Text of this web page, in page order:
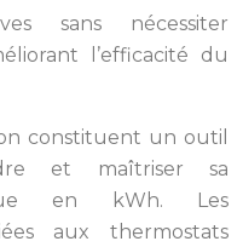
sans nécessiter
l’efficacité du
constituent un outil
et maîtriser sa
en kWh. Les
aux thermostats